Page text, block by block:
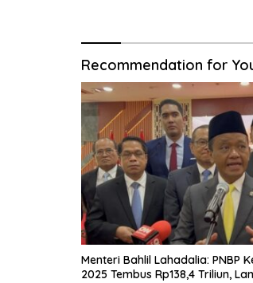
Recommendation for
Menteri Bahlil Lahadalia: PNBP
2025 Tembus Rp138,4 Triliun,